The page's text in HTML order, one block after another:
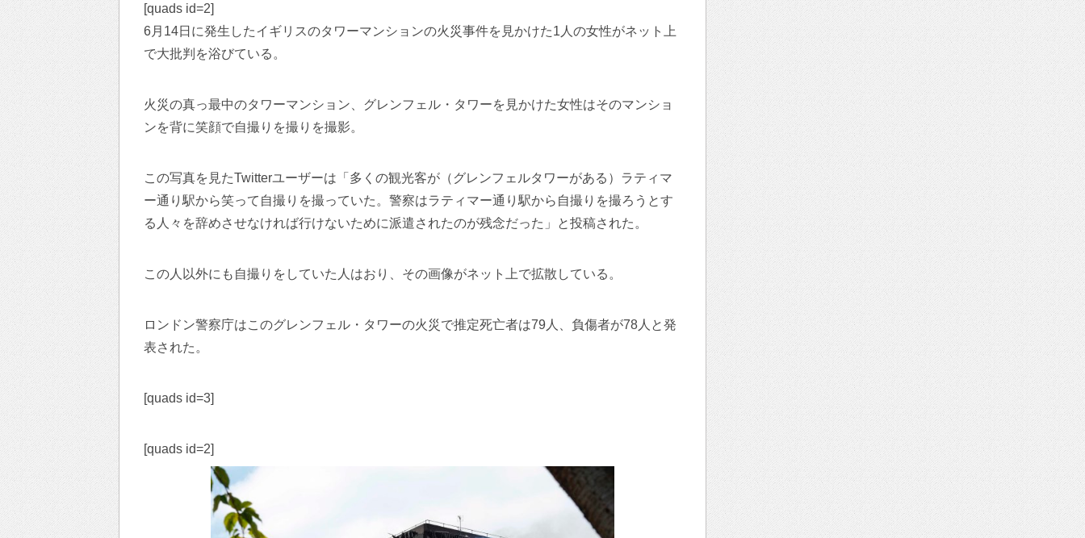
[quads id=2]
6月14日に発生したイギリスのタワーマンションの火災事件を見かけた1人の女性がネット上
で大批判を浴びている。
火災の真っ最中のタワーマンション、グレンフェル・タワーを見かけた女性はそのマンショ
ンを背に笑顔で自撮りを撮りを撮影。
この写真を見たTwitterユーザーは「多くの観光客が（グレンフェルタワーがある）ラティマ
ー通り駅から笑って自撮りを撮っていた。警察はラティマー通り駅から自撮りを撮ろうとす
る人々を辞めさせなければ行けないために派遣されたのが残念だった」と投稿された。
この人以外にも自撮りをしていた人はおり、その画像がネット上で拡散している。
ロンドン警察庁はこのグレンフェル・タワーの火災で推定死亡者は79人、負傷者が78人と発
表された。
[quads id=3]
[quads id=2]